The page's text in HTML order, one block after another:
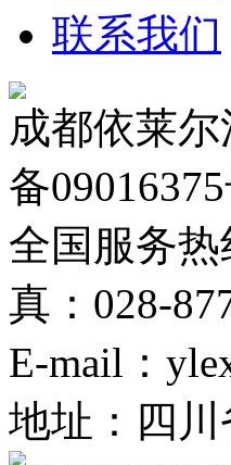
联系我们
成都依莱
备
全国服务热
真：028-
E-mail：
地址：四